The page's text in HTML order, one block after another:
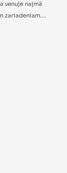
venuje najmä
zariadeniam....